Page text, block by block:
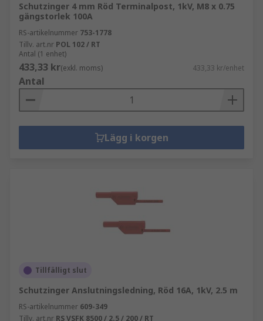
Schutzinger 4 mm Röd Terminalpost, 1kV, M8 x 0.75
gängstorlek 100A
RS-artikelnummer 753-1778
Tillv. art.nr POL 102 / RT
Antal (1 enhet)
433,33 kr(exkl. moms) 433,33 kr/enhet
Antal
Lägg i korgen
Tillfälligt slut
Schutzinger Anslutningsledning, Röd 16A, 1kV, 2.5 m
RS-artikelnummer 609-349
Tillv. art.nr RS VSFK 8500 / 2.5 / 200 / RT